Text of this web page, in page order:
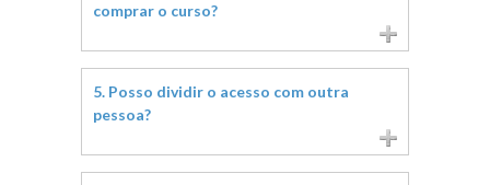
comprar o curso?
5. Posso dividir o acesso com outra
pessoa?